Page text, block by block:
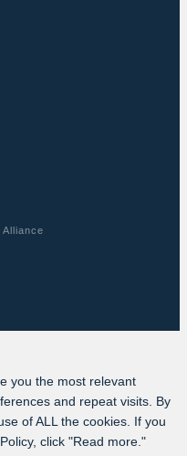
Alliance
you the most relevant
and repeat visits. By
of ALL the cookies. If you
click "Read more."